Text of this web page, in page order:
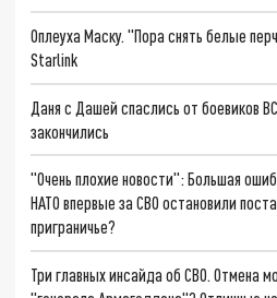
Оплеуха Маску. "Пора снять белые
Starlink
Даня с Дашей спаслись от боевиков
закончились
"Очень плохие новости": Большая
НАТО впервые за СВО остановили
приграничье?
Три главных инсайда об СВО. Отмена